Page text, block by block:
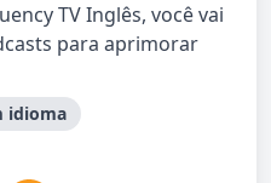
TV Inglês, você vai
para aprimorar
idioma